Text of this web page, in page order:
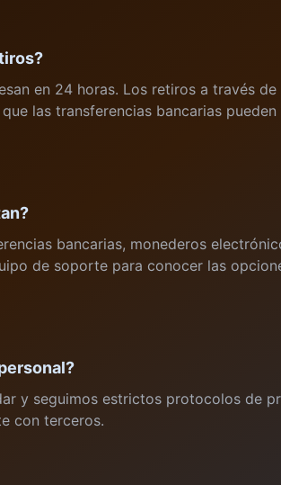
en 24 horas. Los retiros a través
las transferencias bancarias
bancarias, monederos
de soporte para conocer las
y seguimos estrictos protocolos de
con terceros.